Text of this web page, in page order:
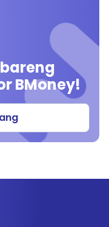
BMoney!